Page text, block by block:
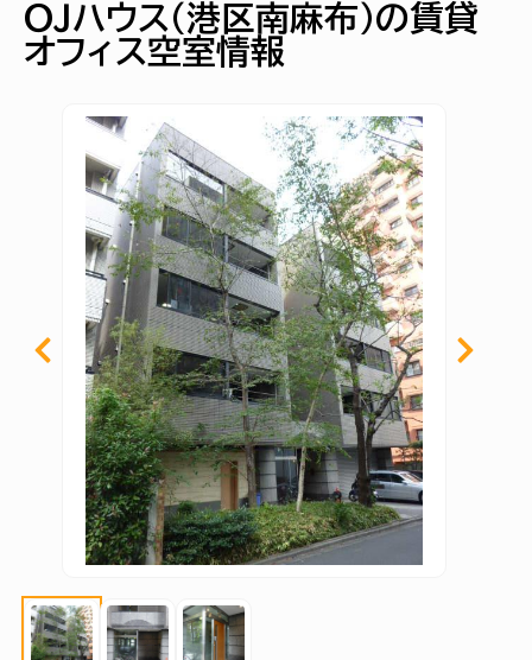
ＯＪハウス（港区南麻布）の賃貸
オフィス空室情報